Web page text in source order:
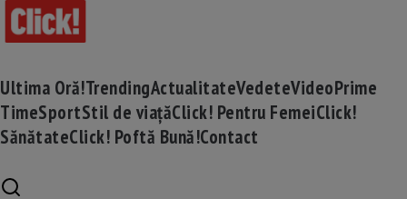
Ultima Oră!TrendingActualitateVedeteVideoPrime
TimeSportStil de viațăClick! Pentru FemeiClick!
SănătateClick! Poftă Bună!Contact